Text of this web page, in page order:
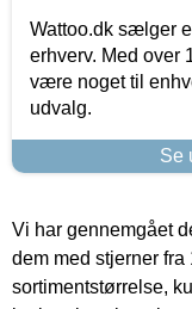
Wattoo.dk sælger
erhverv. Med over
være noget til
udvalg.
Se
Vi har gennemgået
dem med stjerner
sortimentstørrelse,